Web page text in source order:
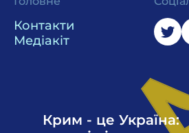
Контакти
Медіакіт
Крим - це Україна: